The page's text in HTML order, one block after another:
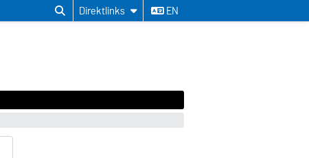
Direktlinks EN